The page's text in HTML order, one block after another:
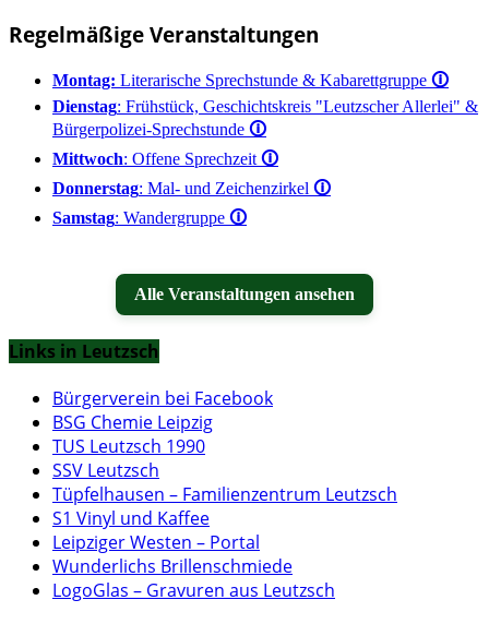
Regelmäßige Veranstaltungen
Montag: Literarische Sprechstunde & Kabarettgruppe 🛈
Dienstag: Frühstück, Geschichtskreis "Leutzscher Allerlei" &
Bürgerpolizei-Sprechstunde 🛈
Mittwoch: Offene Sprechzeit 🛈
Donnerstag: Mal- und Zeichenzirkel 🛈
Samstag: Wandergruppe 🛈
Alle Veranstaltungen ansehen
Links in Leutzsch
Bürgerverein bei Facebook
BSG Chemie Leipzig
TUS Leutzsch 1990
SSV Leutzsch
Tüpfelhausen – Familienzentrum Leutzsch
S1 Vinyl und Kaffee
Leipziger Westen – Portal
Wunderlichs Brillenschmiede
LogoGlas – Gravuren aus Leutzsch